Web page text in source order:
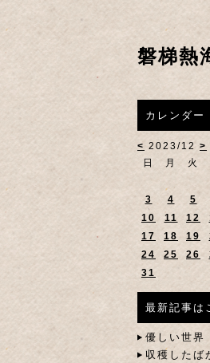
磐梯熱
カレンダー
< 2023/12 >
日
月 火
3
4 5
10
11 12
17
18 19
24
25 26
31
最新記事は
優しい世界
収穫したば